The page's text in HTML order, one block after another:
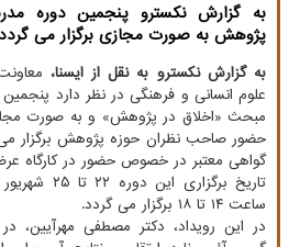
به گزارش نكسترو پنجمین دوره
پژوهش به صورت مجازی برگزار می
به گزارش نکسترو به نقل از ایسنا،
علوم انسانی و فرهنگی در نظر دارد پنجمین
مبحث «اخلاق در پژوهش» و به صورت
حضور صاحب نظران حوزه پژوهش برگزار
گواهی معتبر در خصوص حضور در کارگاه
تاریخ
ساعت ۱۴ تا ۱۸ برگزار می گردد.
در این رویداد، دکتر مصطفی مهرآیین،